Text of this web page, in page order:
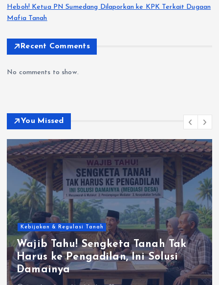
Heboh! Ketua PN Sumedang Dilaporkan ke KPK Terkait Dugaan
Mafia Tanah
Recent Comments
No comments to show.
You Missed
Kebijakan & Regulasi Tanah
Wajib Tahu! Sengketa Tanah Tak
Harus ke Pengadilan, Ini Solusi
Damainya